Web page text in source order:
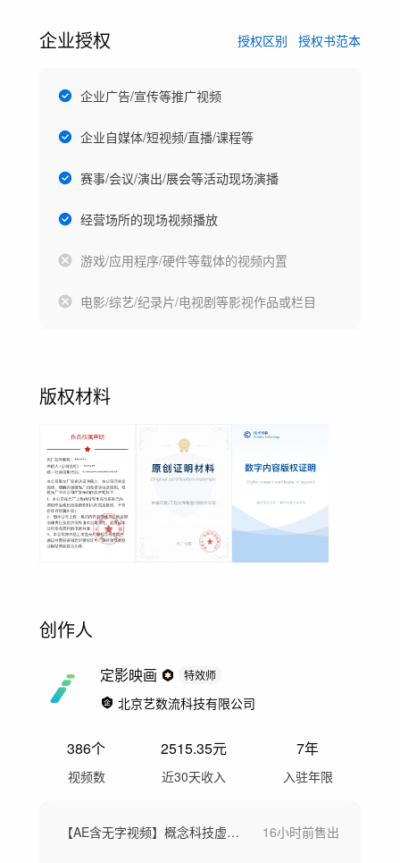
企业授权 授权区别 授权书范本
企业广告/宣传等推广视频
企业自媒体/短视频/直播/课程等
赛事/会议/演出/展会等活动现场演播
经营场所的现场视频播放
游戏/应用程序/硬件等载体的视频内置
电影/综艺/纪录片/电视剧等影视作品或栏目
版权材料
创作人
定影映画 特效师
北京艺数流科技有限公司
386个
视频数
2515.35元
近30天收入
7年
入驻年限
【AE含无字视频】概念科技虚拟城市芯片 16小时前售出